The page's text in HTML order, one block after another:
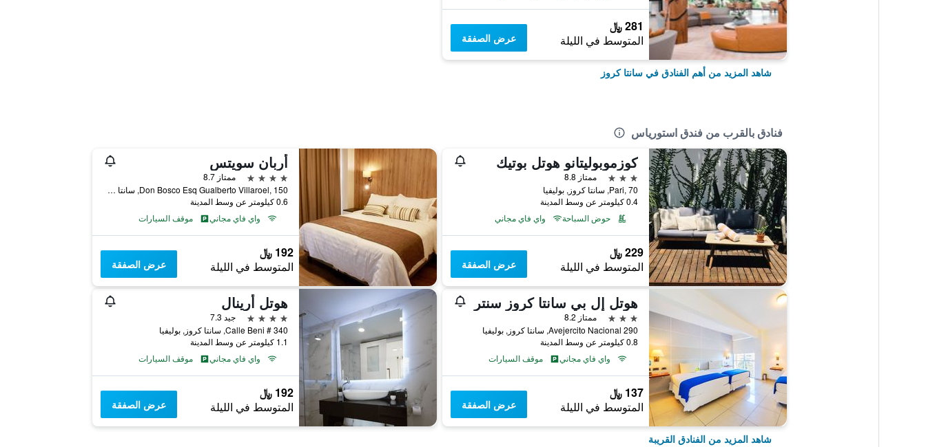
281 ﷼
المتوسط في الليلة عرض الصفقة
شاهد المزيد من أهم الفنادق في سانتا كروز
فنادق بالقرب من فندق استورياس
كوزموبوليتانو هوتل بوتيك
3 نجوم
ممتاز 8.8
Pari, 70, سانتا كروز, بوليفيا
0.4 كيلومتر عن وسط المدينة
حوض السباحة
واي فاي مجاني
229 ﷼
المتوسط في الليلة عرض الصفقة
أربان سويتس
4 نجوم
ممتاز 8.7
Don Bosco Esq Gualberto Villaroel, 150, سانتا كروز, بوليفيا
0.6 كيلومتر عن وسط المدينة
واي فاي مجاني
موقف السيارات
192 ﷼
المتوسط في الليلة عرض الصفقة
هوتل إل بي سانتا كروز سنتر
3 نجوم
ممتاز 8.2
Avejercito Nacional 290, سانتا كروز, بوليفيا
0.8 كيلومتر عن وسط المدينة
واي فاي مجاني
موقف السيارات
137 ﷼
المتوسط في الليلة عرض الصفقة
هوتل أرينال
4 نجوم
جيد 7.3
Calle Beni # 340, سانتا كروز, بوليفيا
1.1 كيلومتر عن وسط المدينة
واي فاي مجاني
موقف السيارات
192 ﷼
المتوسط في الليلة عرض الصفقة
شاهد المزيد من الفنادق القريبة